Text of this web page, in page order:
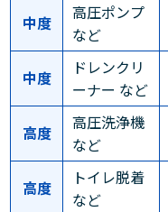
中度
高圧ポンプ
など
中度
ドレンクリ
ーナー など
高度
高圧洗浄機
など
高度
トイレ脱着
など